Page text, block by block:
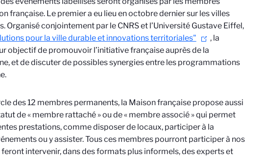
française. Le premier a eu lieu en octobre dernier sur les villes
Organisé conjointement par le CNRS et l’Université Gustave Eiffel,
pour la ville durable et innovations territoriales"
, la
objectif de promouvoir l’initiative française auprès de la
et de discuter de possibles synergies entre les programmations
des 12 membres permanents, la Maison française propose aussi
de « membre rattaché » ou de « membre associé » qui permet
prestations, comme disposer de locaux, participer à la
ou y assister. Tous ces membres pourront participer à nos
feront intervenir, dans des formats plus informels, des experts et